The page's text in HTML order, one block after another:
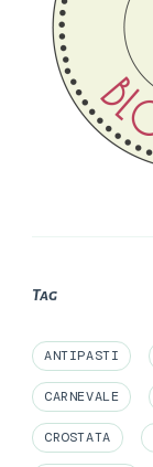
Tag
ANTIPASTI
CARNEVALE
CROSTATA